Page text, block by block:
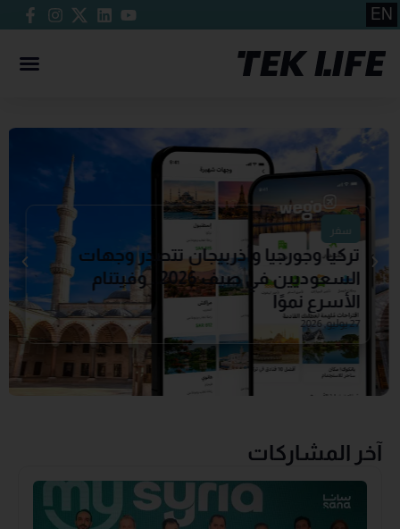
EN
سفر
تركيا وجورجيا وأذربيجان تتصدر وجهات
السعوديين في صيف 2026.. وفيتنام
الأسرع نموًا
27 يوليو, 2026
آخر المشاركات